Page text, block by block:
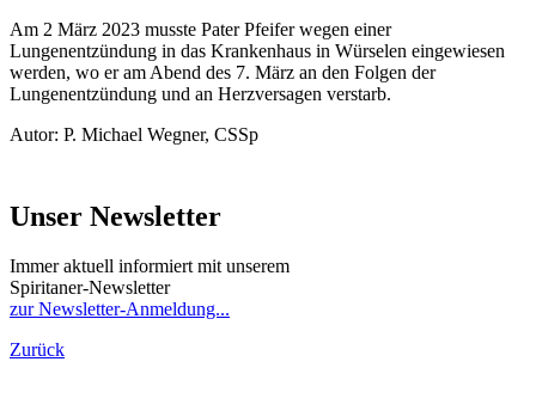
Am 2 März 2023 musste Pater Pfeifer wegen einer
Lungenentzündung in das Krankenhaus in Würselen eingewiesen
werden, wo er am Abend des 7. März an den Folgen der
Lungenentzündung und an Herzversagen verstarb.
Autor: P. Michael Wegner, CSSp
Unser Newsletter
Immer aktuell informiert mit unserem
Spiritaner-Newsletter
zur Newsletter-Anmeldung...
Zurück